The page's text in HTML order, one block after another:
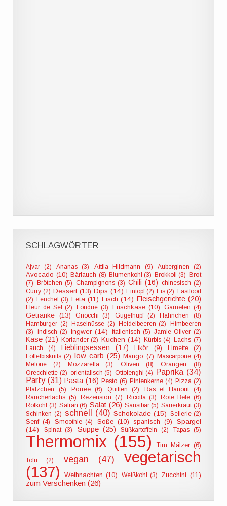
SCHLAGWÖRTER
Ajvar (2) Ananas (3) Attila Hildmann (9) Auberginen (2)
Avocado (10) Bärlauch (8) Blumenkohl (3) Brokkoli (3)
Brot
(7)
Brötchen (5) Champignons (3) Chili (16) chinesisch (2)
Curry (2) Dessert (13) Dips (14) Eintopf (2) Eis (2)
Fastfood
(2)
Fenchel (3) Feta (11) Fisch (14) Fleischgerichte (20)
Fleur de Sel (2) Fondue (3) Frischkäse (10) Garnelen (4)
Getränke (13) Gnocchi (3) Gugelhupf (2) Hähnchen (8)
Hamburger (2) Haselnüsse (2) Heidelbeeren (2)
Himbeeren
(3)
indisch (2) Ingwer (14) italienisch (5) Jamie Oliver (2)
Käse (21) Koriander (2) Kuchen (14) Kürbis (4)
Lachs (7)
Lauch (4)
Lieblingsessen (17) Likör (9)
Limette (2)
Löffelbiskuits (2)
low carb (25) Mango (7)
Mascarpone (4)
Melone (2)
Mozzarella (3) Oliven (8) Orangen (8)
Orecchiette (2) orientalisch (5) Ottolenghi (4) Paprika (34)
Party (31) Pasta (16) Pesto (6) Pinienkerne (4) Pizza (2)
Plätzchen (5)
Porree (6) Quitten (2)
Ras el Hanout (4)
Räucherlachs (5)
Rezension (7) Ricotta (3)
Rote Bete (6)
Rotkohl (3) Safran (6) Salat (26) Sansibar (5) Sauerkraut (3)
Schinken (2) schnell (40) Schokolade (15) Sellerie (2)
Senf (4)
Smoothie (4) Soße (10) spanisch (9)
Spargel
(14)
Spinat (3) Suppe (25) Süßkartoffeln (2) Tapas (5)
Thermomix (155) Tim Mälzer (6)
Tofu (2) vegan (47)
vegetarisch
(137)
Weihnachten (10) Weißkohl (3) Zucchini (11)
zum Verschenken (26)